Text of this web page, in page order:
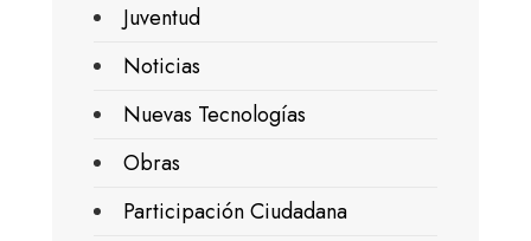
Juventud
Noticias
Nuevas Tecnologías
Obras
Participación Ciudadana